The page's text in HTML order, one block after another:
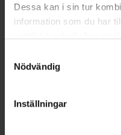
Dessa kan i sin tur
information som du har
återkalla ditt samtycke
cookieinställningar. Ett
lagligheten av
Nödvändig
Inställningar
EAN: